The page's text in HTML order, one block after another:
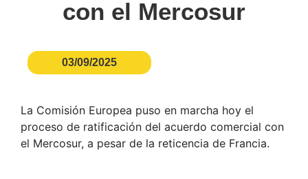
con el Mercosur
03/09/2025
La Comisión Europea puso en marcha hoy el
proceso de ratificación del acuerdo comercial con
el Mercosur, a pesar de la reticencia de Francia.